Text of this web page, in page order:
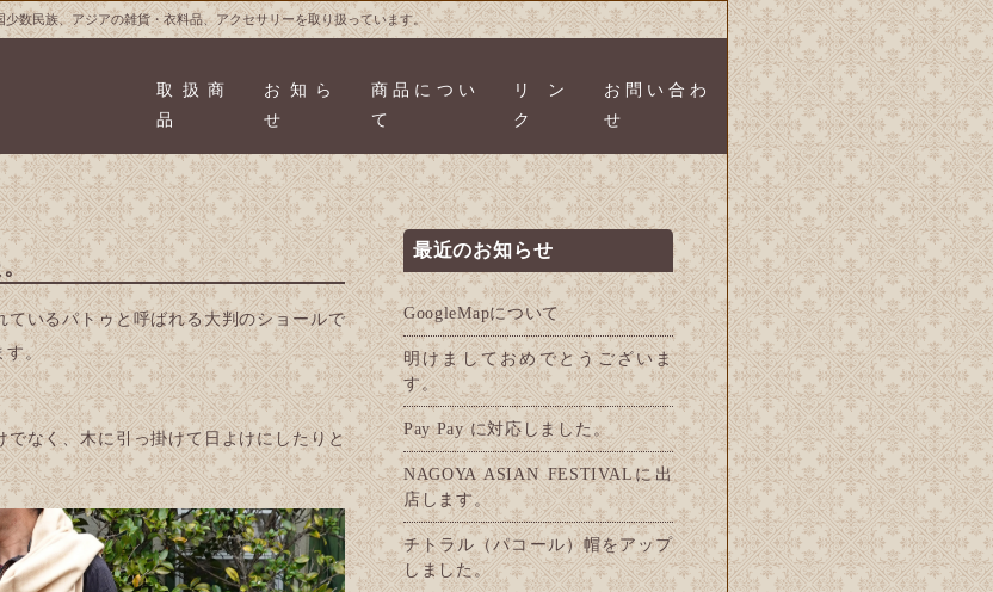
数民族、アジアの雑貨・衣料品、アクセサリーを取り扱っています。
取扱商
品
お知ら
せ
商品につい
て
リン
ク
お問い合わ
せ
いるパトゥと呼ばれる大判のショールで
す。
なく、木に引っ掛けて日よけにしたりと
最近のお知らせ
GoogleMapについて
明けましておめでとうございま
す。
Pay Pay に対応しました。
NAGOYA ASIAN FESTIVALに出
店します。
チトラル（パコール）帽をアップ
しました。